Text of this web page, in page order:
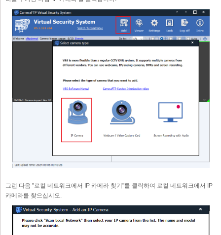
그런 다음 "로컬 네트워크에서 IP 카메라 찾기"를 클릭하여 로컬 네트워크에서 IP
카메라를 찾으십시오.